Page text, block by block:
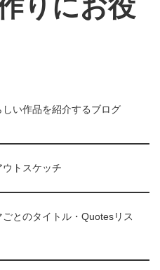
りにお役
しい作品を紹介するブログ
ウトスケッチ
ごとのタイトル・Quotesリス